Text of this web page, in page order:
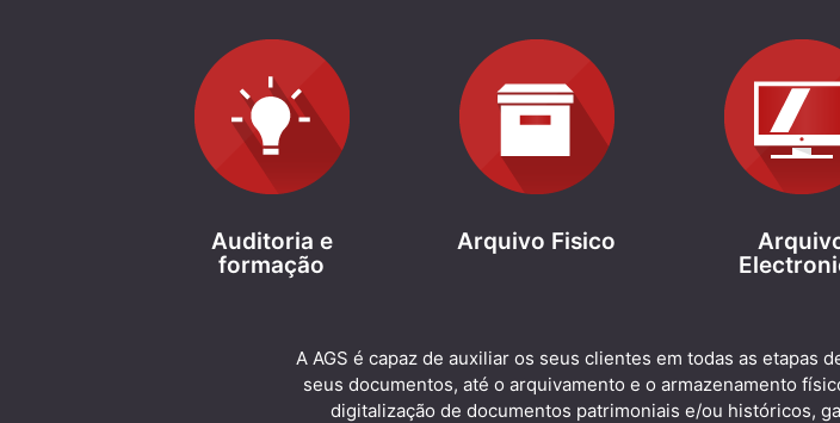
Auditoria e
formação
Arquivo Fisico
A AGS é capaz de auxiliar os seus clientes em todas as etapas
seus documentos, até o arquivamento e o armazenamento
digitalização de documentos patrimoniais e/ou históricos,